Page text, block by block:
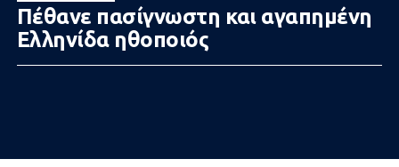
Πέθανε πασίγνωστη και αγαπημένη
Ελληνίδα ηθοποιός